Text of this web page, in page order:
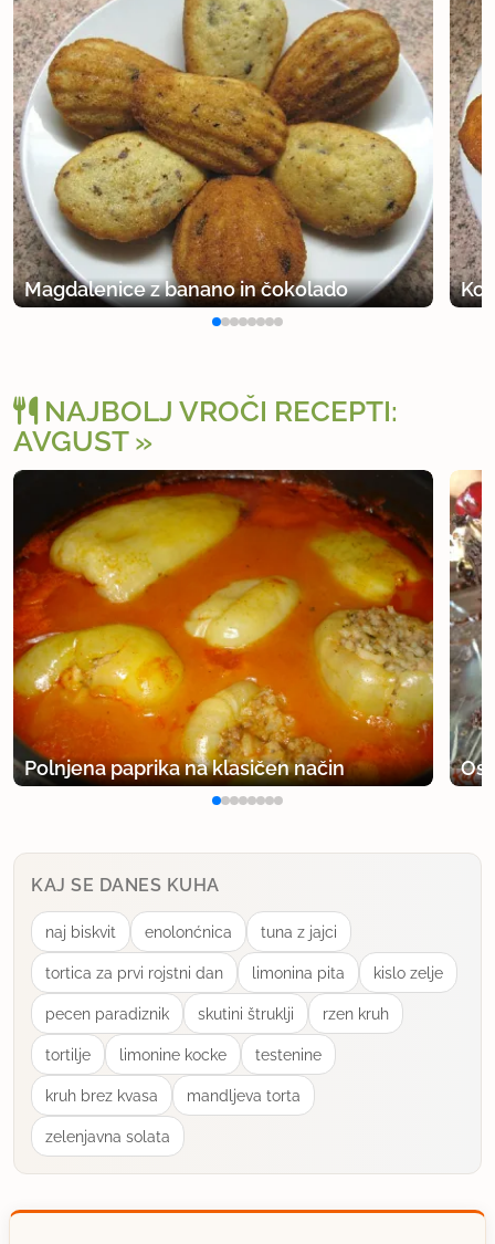
Magdalenice z banano in čokolado
NAJBOLJ VROČI RECEPTI:
AVGUST
Polnjena paprika na klasičen način
KAJ SE DANES KUHA
naj biskvit enolonćnica tuna z jajci
tortica za prvi rojstni dan limonina pita kislo zelje
pecen paradiznik skutini štruklji rzen kruh
tortilje limonine kocke testenine
kruh brez kvasa mandljeva torta
zelenjavna solata